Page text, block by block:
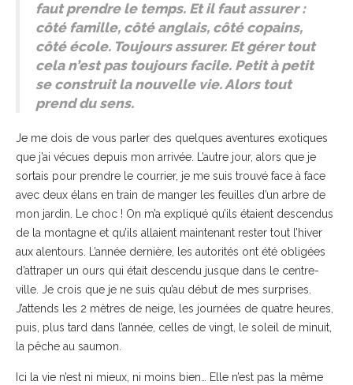
faut prendre le temps. Et il faut assurer :
côté famille, côté anglais, côté copains,
côté école. Toujours assurer. Et gérer tout
cela n’est pas toujours facile. Petit à petit
se construit la nouvelle vie. Alors tout
prend du sens.
Je me dois de vous parler des quelques aventures exotiques
que j’ai vécues depuis mon arrivée. L’autre jour, alors que je
sortais pour prendre le courrier, je me suis trouvé face à face
avec deux élans en train de manger les feuilles d’un arbre de
mon jardin. Le choc ! On m’a expliqué qu’ils étaient descendus
de la montagne et qu’ils allaient maintenant rester tout l’hiver
aux alentours. L’année dernière, les autorités ont été obligées
d’attraper un ours qui était descendu jusque dans le centre-
ville. Je crois que je ne suis qu’au début de mes surprises.
J’attends les 2 mètres de neige, les journées de quatre heures,
puis, plus tard dans l’année, celles de vingt, le soleil de minuit,
la pêche au saumon.
Ici la vie n’est ni mieux, ni moins bien… Elle n’est pas la même